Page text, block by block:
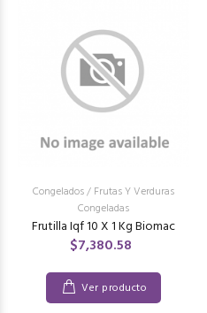
Congelados/ Frutas Y Verduras
Congeladas
Frutilla Iqf 10 X 1 Kg Biomac
$7,380.58
Ver producto